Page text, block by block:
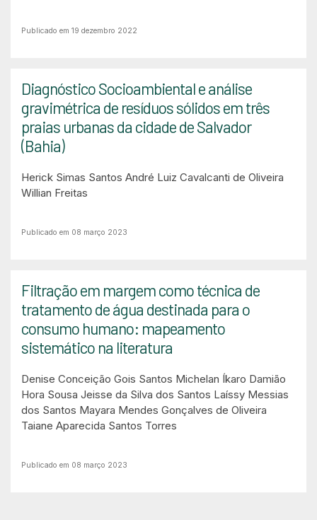
Publicado em 19 dezembro 2022
Diagnóstico Socioambiental e análise
gravimétrica de resíduos sólidos em três
praias urbanas da cidade de Salvador
(Bahia)
Herick Simas Santos André Luiz Cavalcanti de Oliveira
Willian Freitas
Publicado em 08 março 2023
Filtração em margem como técnica de
tratamento de água destinada para o
consumo humano: mapeamento
sistemático na literatura
Denise Conceição Gois Santos Michelan Íkaro Damião
Hora Sousa Jeisse da Silva dos Santos Laíssy Messias
dos Santos Mayara Mendes Gonçalves de Oliveira
Taiane Aparecida Santos Torres
Publicado em 08 março 2023